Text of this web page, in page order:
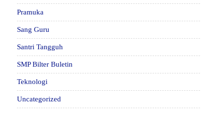
Pramuka
Sang Guru
Santri Tangguh
SMP Bilter Buletin
Teknologi
Uncategorized